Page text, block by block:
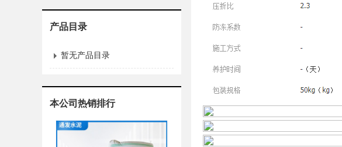
产品目录
暂无产品目录
本公司热销排行